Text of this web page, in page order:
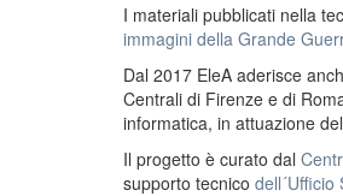
I materiali pubblicati nella
immagini della Grande
Dal 2017 EleA aderisce
Centrali di Firenze e di
informatica, in attuazione
Il progetto è curato dal
supporto tecnico dell´Ufficio